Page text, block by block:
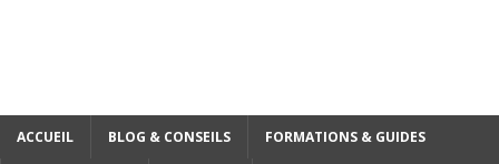
ACCUEIL BLOG & CONSEILS FORMATIONS & GUIDES